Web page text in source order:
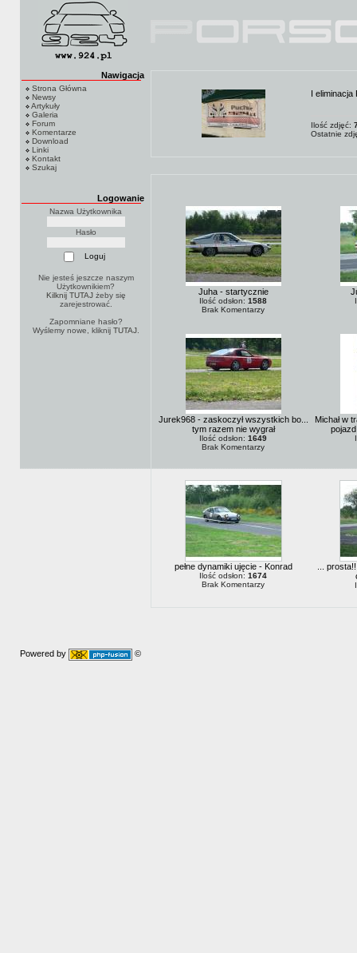
Nawigacja
Strona Główna
Newsy
Artykuły
Galeria
Forum
Komentarze
Download
Linki
Kontakt
Szukaj
Logowanie
Nazwa Użytkownika
Hasło
Nie jesteś jeszcze naszym
Użytkownikiem?
Kilknij TUTAJżeby się
zarejestrować.
Zapomniane hasło?
Wyślemy nowe, kliknij TUTAJ.
I eliminacja
Ilość zdjęć:
Ostatnie
Juha - startycznie
Ilość odsłon: 1588
Brak Komentarzy
Jurek968 - zaskoczył wszystkich bo...
tym razem nie wygrał
Ilość odsłon: 1649
Brak Komentarzy
Michał w
pełne dynamiki ujęcie - Konrad
Ilość odsłon: 1674
Brak Komentarzy
...
Powered by ©